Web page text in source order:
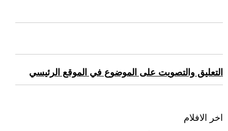
التعليق والتصويت على الموضوع في الموقع الرئيسي
اخر الافلام